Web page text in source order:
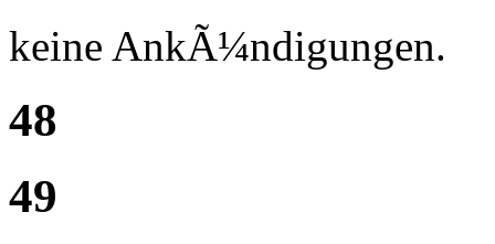
keine AnkÃ¼ndigungen.
48
49